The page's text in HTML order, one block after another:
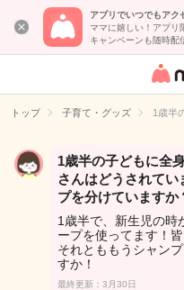
アプリでいつでもアク
ママに嬉しい！アプリ
キャンペーンも随時配
女性
イト
トップ 子育て・グッズ 1歳半
1歳半の子どもに全
さんはどうされて
プを分けていますか
1歳半で、新生児の時
ープを使ってます！
それとももうシャン
すか！
最終更新：3月30日